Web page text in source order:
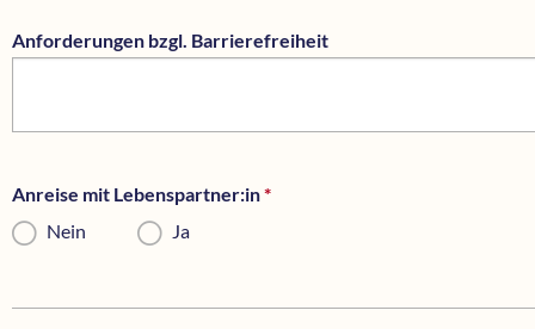
Anforderungen bzgl. Barrierefreiheit
Anreise mit Lebenspartner:in*
Nein
Ja